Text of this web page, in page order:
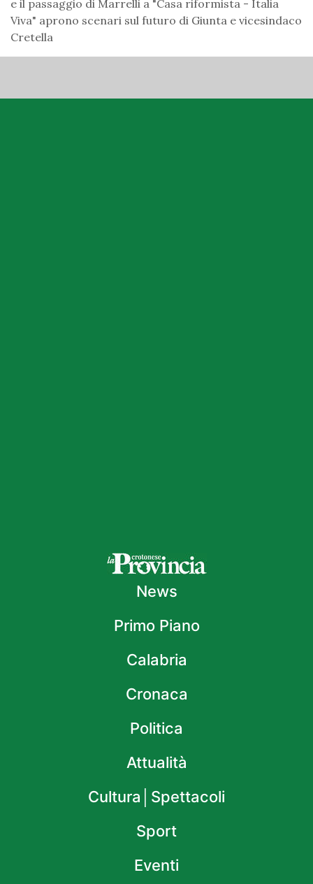
e il passaggio di Marrelli a "Casa riformista - Italia
Viva" aprono scenari sul futuro di Giunta e vicesindaco
Cretella
News
Primo Piano
Calabria
Cronaca
Politica
Attualità
Cultura│Spettacoli
Sport
Eventi